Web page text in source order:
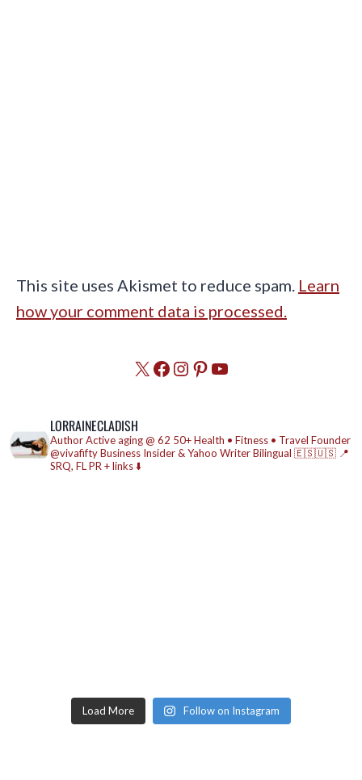
This site uses Akismet to reduce spam. Learn
how your comment data is processed.
X Facebook
Instagram
Pinterest
YouTube
LORRAINECLADISH
AuthorActive aging @ 62 50+ Health • Fitness • Travel Founder
@vivafiftyBusiness Insider & Yahoo WriterBilingual 🇪🇸🇺🇸 📍
SRQ, FLPR + links ⬇️
Load More Follow on Instagram